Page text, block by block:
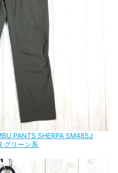
PANTS SHERPA SM485J
グリーン系